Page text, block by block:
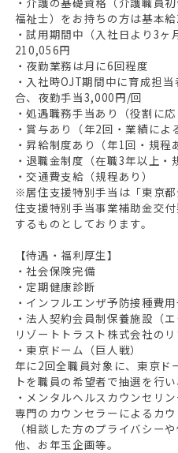
福祉士）をお持ちの方は基本
・試用期間中（入社日より3
210,056円
・夜勤業務は月に6回程度
・入社時OJT期間中に育成担
合、夜勤手当3,000円/回
・処遇職務手当あり（役割に
・賞与あり（年2回・業績によ
・昇給制度あり（年1回・規程
・退職金制度（在職3年以上・
・交通費支給（規程あり）
※居住支援特別手当は「東京
住支援特別手当事業補助金交
するものとしております。
【待遇・福利厚生】
・社会保険完備
・定期健康診断
・インフルエンザ予防接種費
・法人契約会員制保養施設（
リゾートトラスト株式会社の
・東京ドーム（巨人戦）
年に2回全職員対象に、東京ド
トを職員の希望者で抽選を行
・メンタルヘルスカウンセリ
専門のカウンセラーによるカ
（相談した方のプライバシー
他、お年玉企画等。